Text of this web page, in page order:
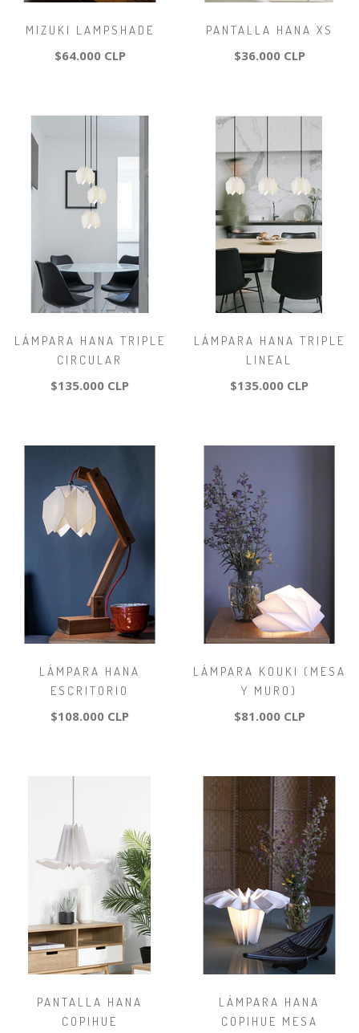
MIZUKI LAMPSHADE
$64.000 CLP
PANTALLA HANA XS
$36.000 CLP
LÁMPARA HANA TRIPLE
CIRCULAR
$135.000 CLP
LÁMPARA HANA TRIPLE
LINEAL
$135.000 CLP
LÁMPARA HANA
ESCRITORIO
$108.000 CLP
LÁMPARA KOUKI (MESA
Y MURO)
$81.000 CLP
PANTALLA HANA
COPIHUE
LÁMPARA HANA
COPIHUE MESA